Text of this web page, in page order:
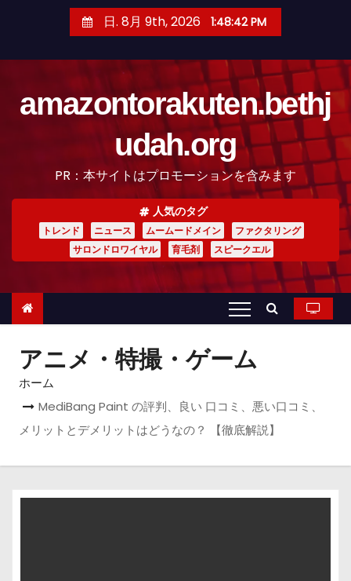
日. 8月 9th, 2026 1:48:42 PM
amazontorakuten.bethj
udah.org
PR：本サイトはプロモーションを含みます
人気のタグ
トレンド ニュース ムームードメイン
ファクタリング
サロンドロワイヤル
育毛剤 スピークエル
アニメ・特撮・ゲーム
ホーム
MediBang Paint の評判、良い 口コミ、悪い口コミ、
メリットとデメリットはどうなの？ 【徹底解説】